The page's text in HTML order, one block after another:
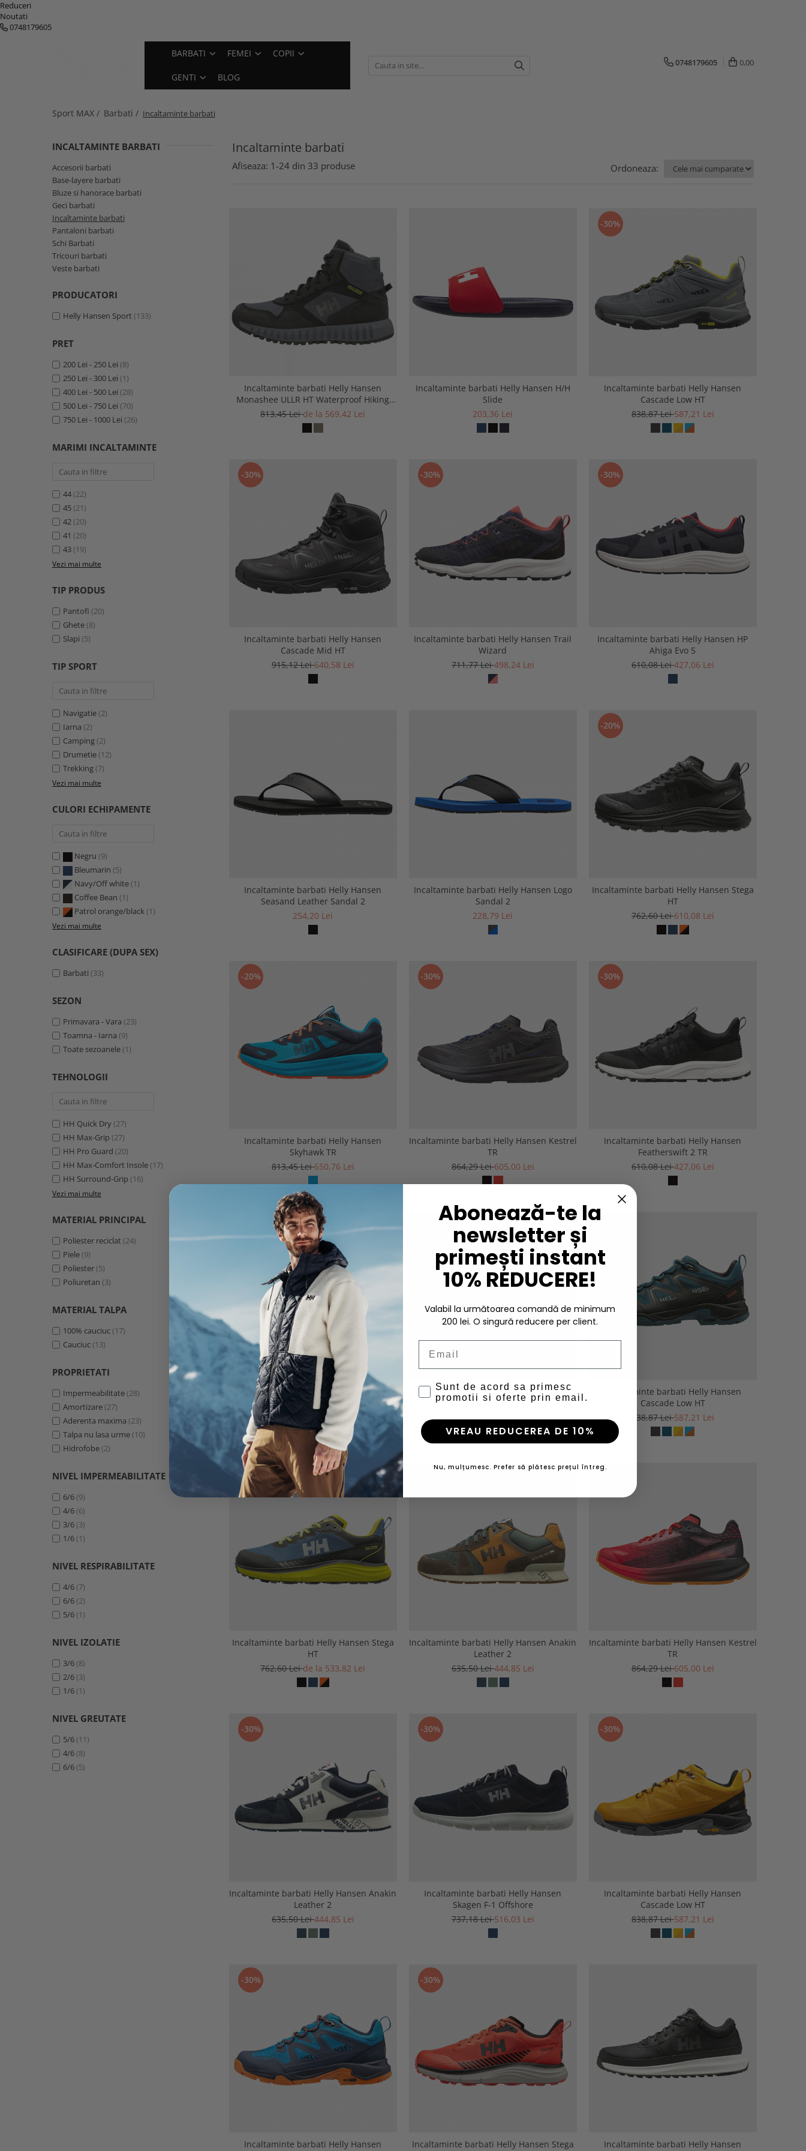
Tricouri barbati
Incaltaminte barbati
Accesorii barbati
Schi Barbati
Tricouri femei
Incaltaminte femei
Accesorii femei
Incaltaminte copii
Reduceri
Noutati
0748179605
BARBATI FEMEI COPII
GENTI BLOG
0748179605 0,00
Sport MAX / Barbati / Incaltaminte barbati
Incaltaminte barbati
INCALTAMINTE BARBATI
Accesorii barbati
Base-layere barbati
Bluze si hanorace barbati
Geci barbati
Incaltaminte barbati
Pantaloni barbati
Schi Barbati
Tricouri barbati
Veste barbati
PRODUCATORI
Helly Hansen Sport (133)
PRET
200 Lei - 250 Lei (8)
250 Lei - 300 Lei (1)
400 Lei - 500 Lei (28)
500 Lei - 750 Lei (70)
750 Lei - 1000 Lei (26)
MARIMI INCALTAMINTE
44 (22)
45 (21)
42 (20)
41 (20)
43 (19)
Vezi mai multe
TIP PRODUS
Pantofi (20)
Ghete (8)
Slapi (5)
TIP SPORT
Navigatie (2)
Iarna (2)
Camping (2)
Drumetie (12)
Trekking (7)
Vezi mai multe
CULORI ECHIPAMENTE
Negru (9)
Bleumarin (5)
Navy/Off white (1)
Coffee Bean (1)
Patrol orange/black (1)
Vezi mai multe
CLASIFICARE (DUPA SEX)
Barbati (33)
SEZON
Primavara - Vara (23)
Toamna - Iarna (9)
Toate sezoanele (1)
TEHNOLOGII
HH Quick Dry (27)
HH Max-Grip (27)
HH Pro Guard (20)
HH Max-Comfort Insole (17)
HH Surround-Grip (16)
Vezi mai multe
MATERIAL PRINCIPAL
Poliester reciclat (24)
Piele (9)
Poliester (5)
Poliuretan (3)
MATERIAL TALPA
100% cauciuc (17)
Cauciuc (13)
PROPRIETATI
Impermeabilitate (28)
Amortizare (27)
Aderenta maxima (23)
Talpa nu lasa urme (10)
Hidrofobe (2)
NIVEL IMPERMEABILITATE
6/6 (9)
4/6 (6)
3/6 (3)
1/6 (1)
NIVEL RESPIRABILITATE
4/6 (7)
6/6 (2)
5/6 (1)
NIVEL IZOLATIE
3/6 (8)
2/6 (3)
1/6 (1)
NIVEL GREUTATE
5/6 (11)
4/6 (8)
6/6 (5)
Afiseaza: 1-24 din 33 produse Ordoneaza:
Incaltaminte barbati Helly Hansen
Monashee ULLR HT Waterproof Hiking
Boots
813,45 Leide la 569,42 Lei
Incaltaminte barbati Helly Hansen H/H
Slide
203,36 Lei
-30%
Incaltaminte barbati Helly Hansen
Cascade Low HT
838,87 Lei587,21 Lei
-30%
Incaltaminte barbati Helly Hansen
Cascade Mid HT
915,12 Lei640,58 Lei
-30%
Incaltaminte barbati Helly Hansen Trail
Wizard
711,77 Lei498,24 Lei
-30%
Incaltaminte barbati Helly Hansen HP
Ahiga Evo 5
610,08 Lei427,06 Lei
Incaltaminte barbati Helly Hansen
Seasand Leather Sandal 2
254,20 Lei
Incaltaminte barbati Helly Hansen Logo
Sandal 2
228,79 Lei
-20%
Incaltaminte barbati Helly Hansen Stega
HT
762,60 Lei610,08 Lei
-20%
Incaltaminte barbati Helly Hansen
Skyhawk TR
813,45 Lei650,76 Lei
-30%
Incaltaminte barbati Helly Hansen Kestrel
TR
864,29 Lei605,00 Lei
-30%
Incaltaminte barbati Helly Hansen
Featherswift 2 TR
610,08 Lei427,06 Lei
Incaltaminte barbati Helly Hansen H/H
Slide
203,36 Lei
Incaltaminte barbati Helly Hansen H/H
Slide
203,36 Lei
Incaltaminte barbati Helly Hansen
Cascade Low HT
838,87 Lei587,21 Lei
-20%
Incaltaminte barbati Helly Hansen Stega
HT
762,60 Leide la 533,82 Lei
Incaltaminte barbati Helly Hansen Anakin
Leather 2
635,50 Lei444,85 Lei
Incaltaminte barbati Helly Hansen Kestrel
TR
864,29 Lei605,00 Lei
-30%
Incaltaminte barbati Helly Hansen Anakin
Leather 2
635,50 Lei444,85 Lei
-30%
Incaltaminte barbati Helly Hansen
Skagen F-1 Offshore
737,18 Lei516,03 Lei
-30%
Incaltaminte barbati Helly Hansen
Cascade Low HT
838,87 Lei587,21 Lei
-30%
Incaltaminte barbati Helly Hansen
-30%
Incaltaminte barbati Helly Hansen Stega
Incaltaminte barbati Helly Hansen
Abonează-te la
newsletter și
primești instant
10% REDUCERE!
Valabil la următoarea comandă de minimum
200 lei. O singură reducere per client.
Sunt de acord sa primesc
promotii si oferte prin email.
VREAU REDUCEREA DE 10%
Nu, mulțumesc. Prefer să plătesc prețul întreg.